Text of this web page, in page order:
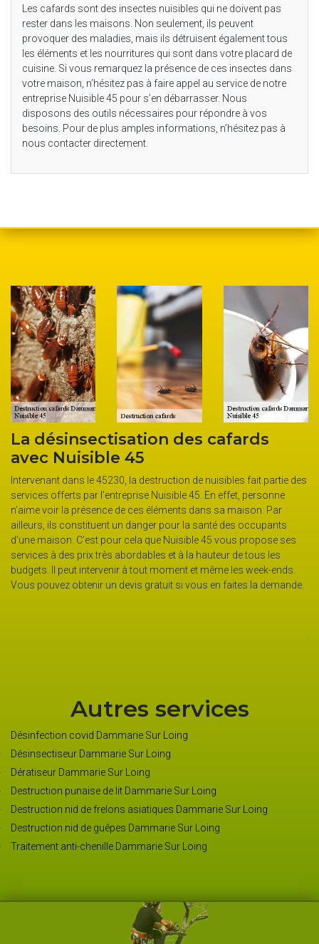
Les cafards sont des insectes nuisibles qui ne doivent pas
rester dans les maisons. Non seulement, ils peuvent
provoquer des maladies, mais ils détruisent également tous
les éléments et les nourritures qui sont dans votre placard de
cuisine. Si vous remarquez la présence de ces insectes dans
votre maison, n’hésitez pas à faire appel au service de notre
entreprise Nuisible 45 pour s’en débarrasser. Nous
disposons des outils nécessaires pour répondre à vos
besoins. Pour de plus amples informations, n’hésitez pas à
nous contacter directement.
La désinsectisation des cafards
avec Nuisible 45
Intervenant dans le 45230, la destruction de nuisibles fait partie des
services offerts par l’entreprise Nuisible 45. En effet, personne
n’aime voir la présence de ces éléments dans sa maison. Par
ailleurs, ils constituent un danger pour la santé des occupants
d’une maison. C’est pour cela que Nuisible 45 vous propose ses
services à des prix très abordables et à la hauteur de tous les
budgets. Il peut intervenir à tout moment et même les week-ends.
Vous pouvez obtenir un devis gratuit si vous en faites la demande.
Autres services
Désinfection covid Dammarie Sur Loing
Désinsectiseur Dammarie Sur Loing
Dératiseur Dammarie Sur Loing
Destruction punaise de lit Dammarie Sur Loing
Destruction nid de frelons asiatiques Dammarie Sur Loing
Destruction nid de guêpes Dammarie Sur Loing
Traitement anti-chenille Dammarie Sur Loing